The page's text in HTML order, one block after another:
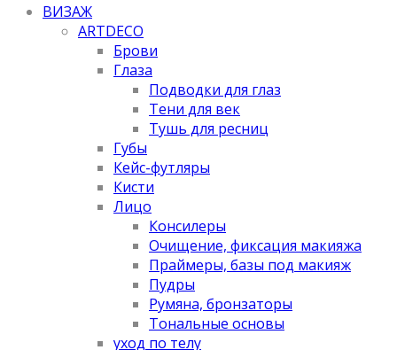
ВИЗАЖ
ARTDECO
Брови
Глаза
Подводки для глаз
Тени для век
Тушь для ресниц
Губы
Кейс-футляры
Кисти
Лицо
Консилеры
Очищение, фиксация макияжа
Праймеры, базы под макияж
Пудры
Румяна, бронзаторы
Тональные основы
уход по телу